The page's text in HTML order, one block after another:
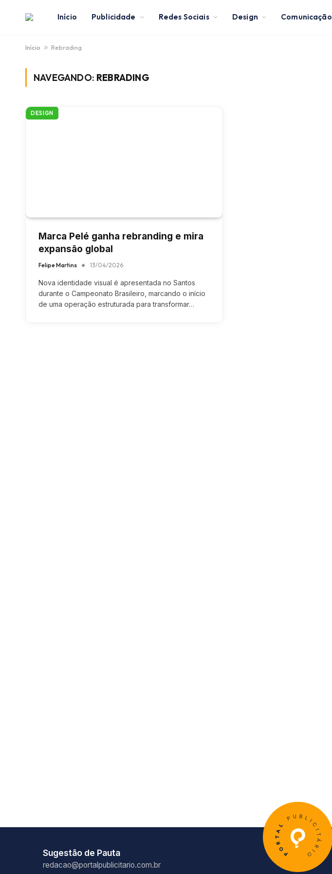
Início Publicidade Redes Sociais Design Comunicação
Início » Rebrading
NAVEGANDO: REBRADING
DESIGN
Marca Pelé ganha rebranding e mira
expansão global
Felipe Martins 13/04/2026
Nova identidade visual é apresentada no Santos
durante o Campeonato Brasileiro, marcando o início
de uma operação estruturada para transformar…
Sugestão de Pauta
redacao@portalpublicitario.com.br